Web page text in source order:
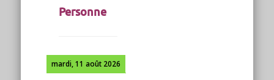
Personne
mardi, 11 août 2026